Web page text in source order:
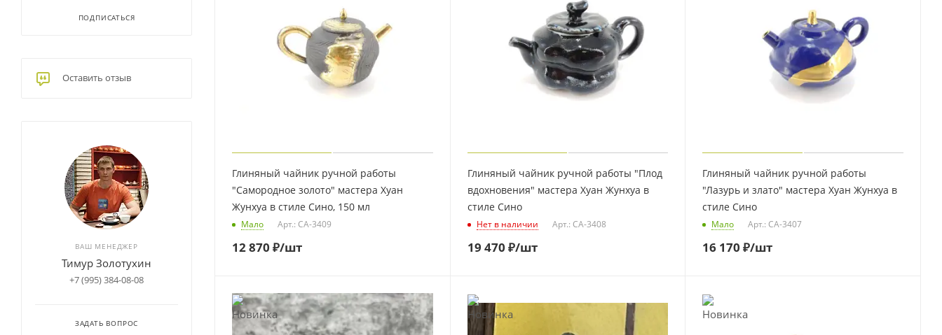
Глиняный чайник ручной работы
"Самородное золото" мастера Хуан
Жунхуа в стиле Сино, 150 мл
Мало Арт.: CA-3409
12 870 ₽/шт
Глиняный чайник ручной работы "Плод
вдохновения" мастера Хуан Жунхуа в
стиле Сино
Нет в наличии Арт.: CA-3408
19 470 ₽/шт
Глиняный чайник ручной работы
"Лазурь и злато" мастера Хуан Жунхуа в
стиле Сино
Мало Арт.: CA-3407
16 170 ₽/шт
ПОДПИСАТЬСЯ
Оставить отзыв
ВАШ МЕНЕДЖЕР
Тимур Золотухин
+7 (995) 384-08-08
ЗАДАТЬ ВОПРОС